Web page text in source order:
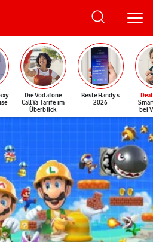
Die Vodafone
CallYa-Tarife im
Überblick
Beste Handys
2026
Deal
bei